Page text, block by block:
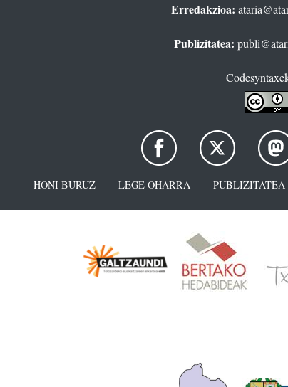
Erredakzioa:
Publizitatea:
HONI BURUZ LEGE OHARRA PUBLIZITATEA